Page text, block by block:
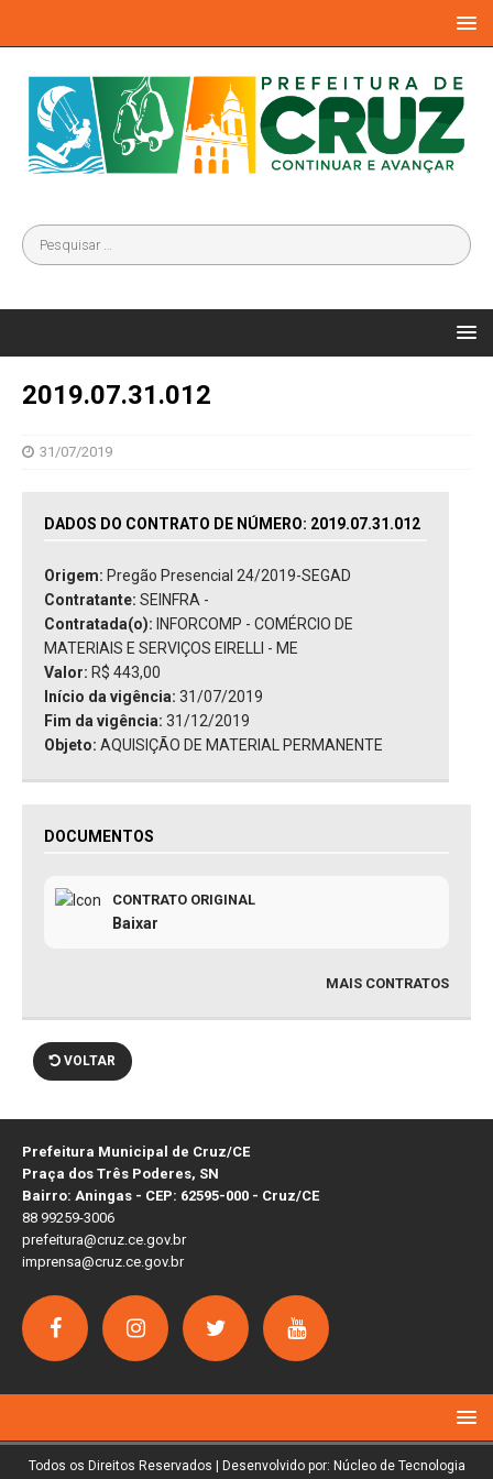
2019.07.31.012
31/07/2019
DADOS DO CONTRATO DE NÚMERO: 2019.07.31.012
Origem: Pregão Presencial 24/2019-SEGAD
Contratante: SEINFRA -
Contratada(o): INFORCOMP - COMÉRCIO DE
MATERIAIS E SERVIÇOS EIRELLI - ME
Valor: R$ 443,00
Início da vigência: 31/07/2019
Fim da vigência: 31/12/2019
Objeto: AQUISIÇÃO DE MATERIAL PERMANENTE
DOCUMENTOS
CONTRATO ORIGINAL
Baixar
MAIS CONTRATOS
VOLTAR
Prefeitura Municipal de Cruz/CE
Praça dos Três Poderes, SN
Bairro: Aningas - CEP: 62595-000 - Cruz/CE
88 99259-3006
prefeitura@cruz.ce.gov.br
imprensa@cruz.ce.gov.br
Todos os Direitos Reservados | Desenvolvido por: Núcleo de Tecnologia